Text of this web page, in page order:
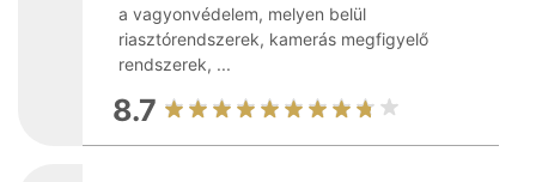
a vagyonvédelem, melyen belül
riasztórendszerek, kamerás megfigyelő
rendszerek, ...
8.7